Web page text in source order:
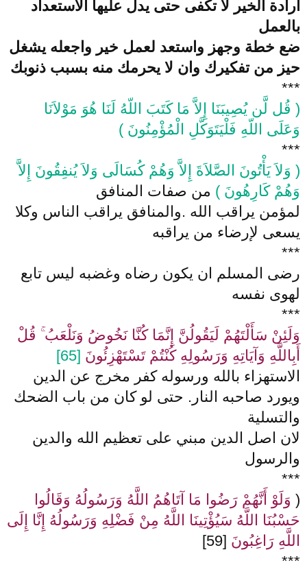
ارادة الخير لا تكفى حتى يدل عليها الاستعداد
بالعمل
ضع خطة وجهز واستعد لعمل خير واجعله يشغل
حيز من تفكيرك وان لا يحرمك منه بسبب ذنوبك
***
( قُل لَّن يُصِيبَنَا إِلاَّ مَا كَتَبَ اللّهُ لَنَا هُوَ مَوْلاَنَا
وَعَلَى اللّهِ فَلْيَتَوَكَّلِ الْمُؤْمِنُونَ )
***
( وَلاَ يَأْتُونَ الصَّلاَةَ إِلاَّ وَهُمْ كُسَالَى وَلاَ يُنفِقُونَ إِلاَّ
وَهُمْ كَارِهُونَ ) من صفات المنافق
لمؤمن يراقب الله .والمنافق يراقب الناس وكلا
يسعى لإرضاء من يراقبه
***
رضى المسلم ان يكون رضاه وغضبه ليس تابع
لهوى نفسه
***
وَلَئِنْ سَأَلْتَهُمْ لَيَقُولُنَّ إِنَّمَا كُنَّا نَخُوضُ وَنَلْعَبُ ۚ قُلْ
أَبِاللَّهِ وَآيَاتِهِ وَرَسُولِهِ كُنْتُمْ تَسْتَهْزِئُونَ [65]
الاستهزاء بالله ورسوله كفر مخرج عن الدين
ويورد صاحبه النار. حتى لو كان من باب الضحك
والتسلية
لان اصل الدين مبني على تعظيم الله والدين
والرسول
***
( وَلَوْ أَنَّهُمْ رَضُوا مَا آتَاهُمُ اللَّهُ وَرَسُولُهُ وَقَالُوا
حَسْبُنَا اللَّهُ سَيُؤْتِينَا اللَّهُ مِنْ فَضْلِهِ وَرَسُولُهُ إِنَّا إِلَى
اللَّهِ رَاغِبُونَ [59]
***